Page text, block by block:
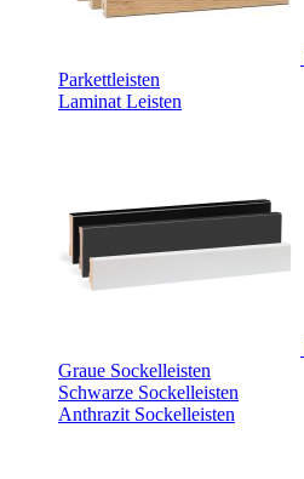
Parkettleisten
Laminat Leisten
Graue Sockelleisten
Schwarze Sockelleisten
Anthrazit Sockelleisten